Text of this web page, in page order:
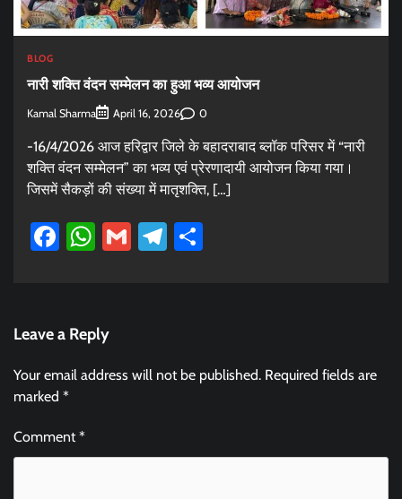
BLOG
नारी शक्ति वंदन सम्मेलन का हुआ भव्य आयोजन
Kamal Sharma April 16, 2026 0
-16/4/2026 आज हरिद्वार जिले के बहादराबाद ब्लॉक परिसर में “नारी
शक्ति वंदन सम्मेलन” का भव्य एवं प्रेरणादायी आयोजन किया गया।
जिसमें सैकड़ों की संख्या में मातृशक्ति, […]
Facebook
WhatsApp
GmailTelegram
Leave a Reply
Your email address will not be published. Required fields are
marked *
Comment*